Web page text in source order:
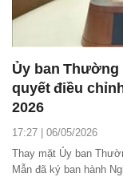
Ủy ban Thường
quyết điều
2026
17:27 | 06/05/2026
Thay mặt Ủy ban
Mẫn đã ký ban hành